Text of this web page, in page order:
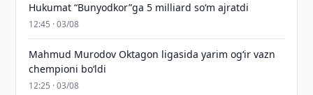
Hukumat “Bunyodkor”ga 5 milliard so‘m ajratdi
12:45 · 03/08
Mahmud Murodov Oktagon ligasida yarim og‘ir vazn
chempioni bo‘ldi
12:25 · 03/08